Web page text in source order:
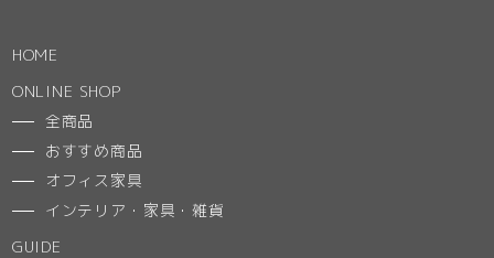
HOME
ONLINE SHOP
全商品
おすすめ商品
オフィス家具
インテリア・家具・雑貨
GUIDE